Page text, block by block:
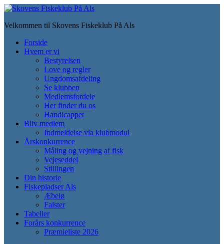
Skip
main
Velkommen til Skovens Fiskeklub På Als
Toggle
mobile
Forside
Hvem er vi
Bestyrelsen
Love og regler
Ungdomsafdeling
Se klubben
Medlemsfordele
Her finder du os
Handicappet
Bliv medlem
Indmeldelse via klubmodul
Årskonkurrence
Måling og vejning af fisk
Vejeseddel
Stillingen
Din historie
Fiskepladser Als
Æbelø
Falster
Tabeller
Forårs konkurrence
Præmieliste 2026